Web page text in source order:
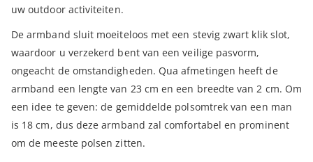
uw outdoor activiteiten.
De armband sluit moeiteloos met een stevig zwart klik slot,
waardoor u verzekerd bent van een veilige pasvorm,
ongeacht de omstandigheden. Qua afmetingen heeft de
armband een lengte van 23 cm en een breedte van 2 cm. Om
een idee te geven: de gemiddelde polsomtrek van een man
is 18 cm, dus deze armband zal comfortabel en prominent
om de meeste polsen zitten.